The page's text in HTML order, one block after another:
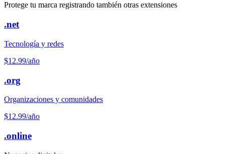
Protege tu marca registrando también otras extensiones
.net
Tecnología y redes
$12.99/año
.org
Organizaciones y comunidades
$12.99/año
.online